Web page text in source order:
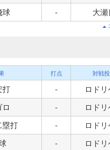
球 - 大瀬
打点 対戦
打 -
ロド
-
ロド
塁打 -
ロド
-
ロド